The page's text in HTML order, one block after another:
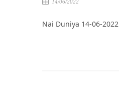
14/06/2022
Nai Duniya 14-06-2022